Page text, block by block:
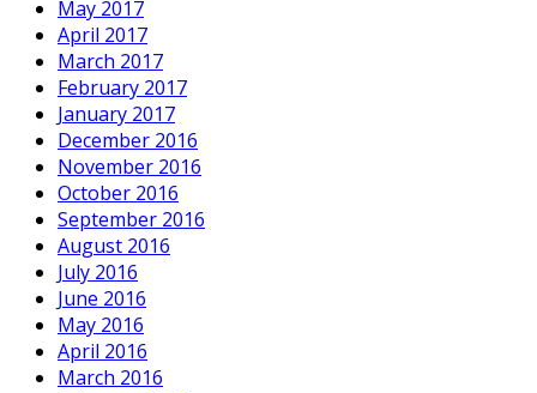
May 2017
April 2017
March 2017
February 2017
January 2017
December 2016
November 2016
October 2016
September 2016
August 2016
July 2016
June 2016
May 2016
April 2016
March 2016